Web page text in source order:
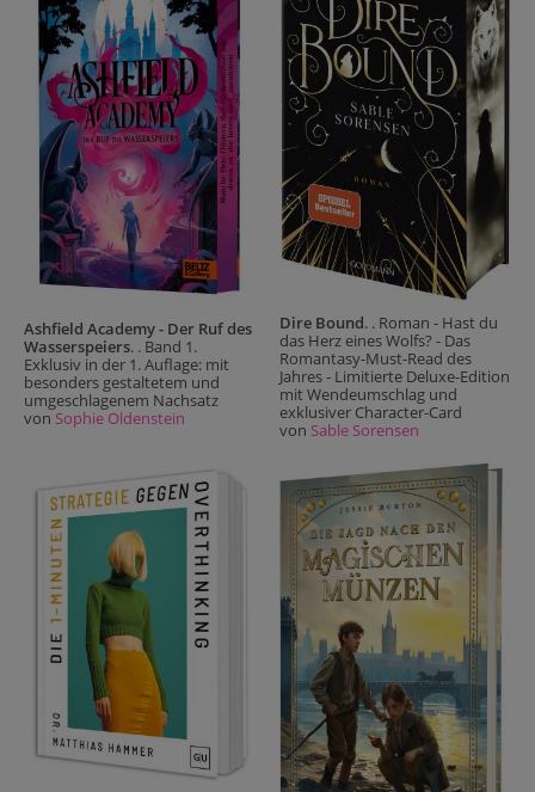
Ashfield Academy - Der Ruf des
Wasserspeiers. . Band 1.
Exklusiv in der 1. Auflage: mit
besonders gestaltetem und
umgeschlagenem Nachsatz
von Sophie Oldenstein
Dire Bound. . Roman - Hast du
das Herz eines Wolfs? - Das
Romantasy-Must-Read des
Jahres - Limitierte Deluxe-Edition
mit Wendeumschlag und
exklusiver Character-Card
von Sable Sorensen